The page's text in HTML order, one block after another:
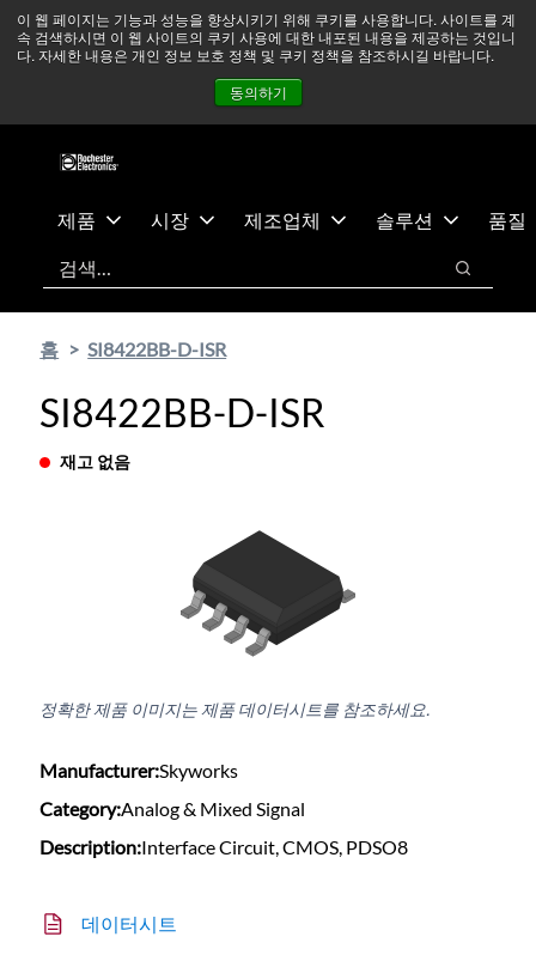
이 웹 페이지는 기능과 성능을 향상시키기 위해 쿠키를 사용합니다. 사이트를 계
속 검색하시면 이 웹 사이트의 쿠키 사용에 대한 내포된 내용을 제공하는 것입니
다. 자세한 내용은 개인 정보 보호 정책 및 쿠키 정책을 참조하시길 바랍니다.
동의하기
츠
건
중동 지역 상황을 지속적으로 주시하고 있으며, 모든 서비스는
정상적으로 운영되고 있습니다. 더 읽어보기 →
뉴스
문의하기
제품 시장 제조업체 솔루션
품질
검색
검색
홈 SI8422BB-D-ISR
SI8422BB-D-ISR
재고 없음
정확한 제품 이미지는 제품 데이터시트를 참조하세요.
Manufacturer:Skyworks
Category:Analog & Mixed Signal
Description:Interface Circuit, CMOS, PDSO8
데이터시트